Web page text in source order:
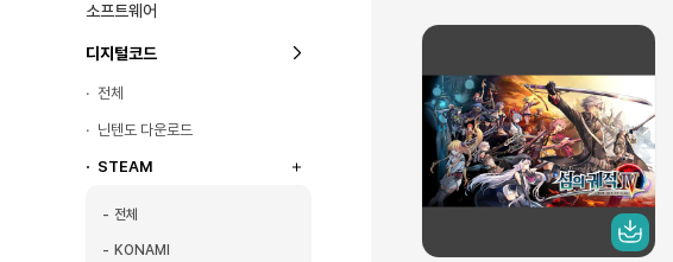
소프트웨어
디지털코드
전체
닌텐도 다운로드
STEAM
전체
KONAMI